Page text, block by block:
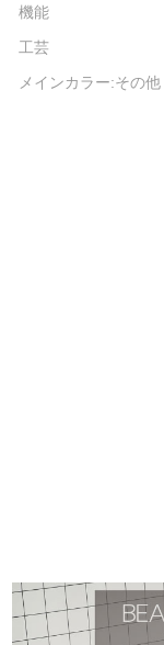
機能
工芸
メインカラー:その他